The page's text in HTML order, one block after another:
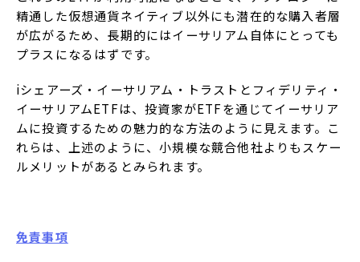
精通した仮想通貨ネイティブ以外にも潜在的な購入者層
が広がるため、長期的にはイーサリアム自体にとっても
プラスになるはずです。
iシェアーズ・イーサリアム・トラストとフィデリティ・
イーサリアムETFは、投資家がETFを通じてイーサリア
ムに投資するための魅力的な方法のように見えます。こ
れらは、上述のように、小規模な競合他社よりもスケー
ルメリットがあるとみられます。
免責事項